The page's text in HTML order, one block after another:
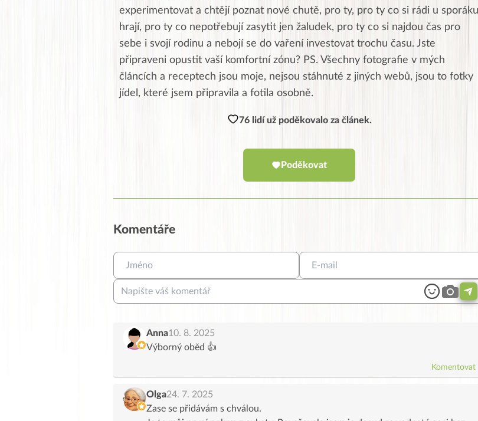
experimentovat a chtějí poznat nové chutě, pro ty, pro ty co si rádi u sporáku
hrají, pro ty co nepotřebují zasytit jen žaludek, pro ty co si najdou čas pro
sebe i svojí rodinu a nebojí se do vaření investovat trochu času. Jste
připraveni opustit vaší komfortní zónu? PS. Všechny fotografie v mých
článcích a receptech jsou moje, nejsou stáhnuté z jiných webů, jsou to fotky
jídel, které jsem připravila a fotila osobně.
76 lidí už poděkovalo za článek.
Poděkovat
Komentáře
Anna10. 8. 2025
Výborný oběd 👍
Komentovat
Olga24. 7. 2025
Zase se přidávám s chválou.